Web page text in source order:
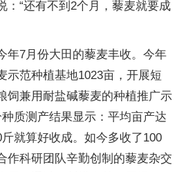
：“还有不到2个月，藜麦就要成
年7月份大田的藜麦丰收。今年
示范种植基地1023亩，开展短
饲兼用耐盐碱藜麦的种植推广示
质测产结果显示：平均亩产达
就算好收成。如今多收了100
作科研团队辛勤创制的藜麦杂交